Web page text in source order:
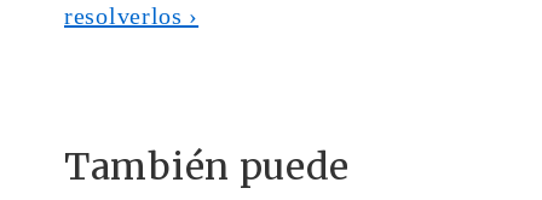
resolverlos ›
También puede